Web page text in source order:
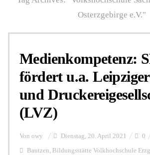
Personalien
Hintergrund
FUNKTURM-
Podcast
Osterzgebirge e.V."
Medienkompetenz:
fördert u.a.
und
(LVZ)
Von owy Dienstag, 20. April 2021 0
Bautzen, Bildungsstätte Volkhochschule